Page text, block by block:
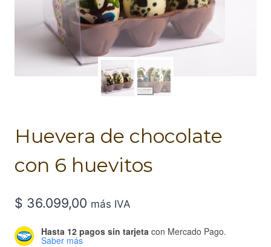
Huevera de chocolate
con 6 huevitos
$ 36.099,00 más IVA
Hasta 12 pagos sin tarjeta con Mercado Pago.
Saber más